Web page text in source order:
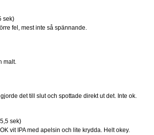
sek)
fel, mest inte så spännande.
malt.
det till slut och spottade direkt ut det. Inte ok.
sek)
vit IPA med apelsin och lite krydda. Helt okey.